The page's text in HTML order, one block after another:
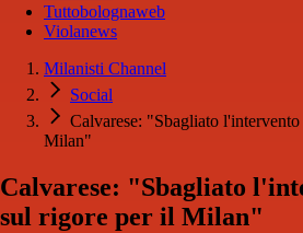
Tuttobolognaweb
Violanews
Milanisti Channel
Social
Calvarese: "Sbagliato
Milan"
Calvarese: "Sbagliato
sul rigore per il Milan"